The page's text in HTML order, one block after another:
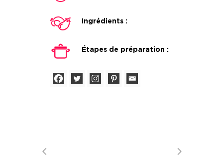
Ingrédients :
Étapes de préparation :